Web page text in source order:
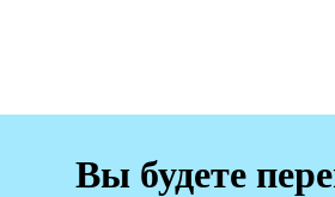
Вы будете